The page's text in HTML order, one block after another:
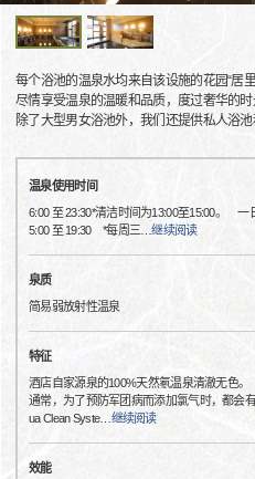
每个浴池的温泉水均来自该设施的花园“居里
尽情享受温泉的温暖和品质，度过奢华的时
除了大型男女浴池外，我们还提供私人浴
温泉使用时间
6:00 至 23:30*清洁时间为13:00至15:00。
5:00 至 19:30 *每周三 …继续阅读
泉质
简易弱放射性温泉
特征
酒店自家源泉的100%天然氡温泉清澈无色。
通常，为了预防军团病而添加氯气时，都会
ua Clean Syste… 继续阅读
效能